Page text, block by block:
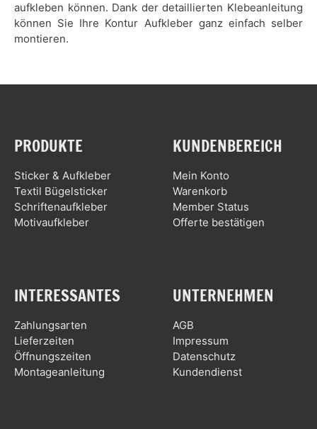
aufkleben können. Dank der detaillierten Klebeanleitung
können Sie Ihre Kontur Aufkleber ganz einfach selber
montieren.
PRODUKTE
Sticker & Aufkleber
Textil Bügelsticker
Schriftenaufkleber
Motivaufkleber
KUNDENBEREICH
Mein Konto
Warenkorb
Member Status
Offerte bestätigen
INTERESSANTES
Zahlungsarten
Lieferzeiten
Öffnungszeiten
Montageanleitung
UNTERNEHMEN
AGB
Impressum
Datenschutz
Kundendienst